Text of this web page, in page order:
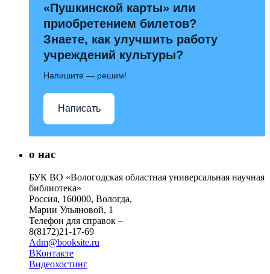
«Пушкинской карты» или
приобретением билетов?
Знаете, как улучшить работу
учреждений культуры?
Напишите — решим!
Написать
о нас
БУК ВО «Вологодская областная универсальная научная
библиотека»
Россия, 160000, Вологда,
Марии Ульяновой, 1
Телефон для справок –
8(8172)21-17-69
Adm@booksite.ru
ВКонтакте
Видеохостинг